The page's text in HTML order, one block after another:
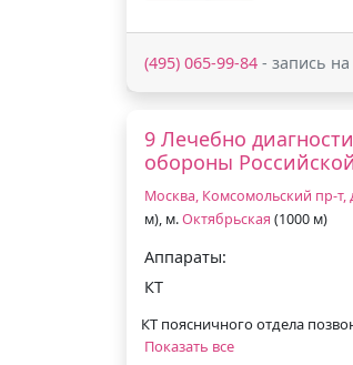
(495) 065-99-84 - запись
9 Лечебно
обороны
Москва, Комсомольский пр-т,
м), м.Октябрьская (1000 м)
Аппараты:
КТ
КТ поясничного отдела
Показать все